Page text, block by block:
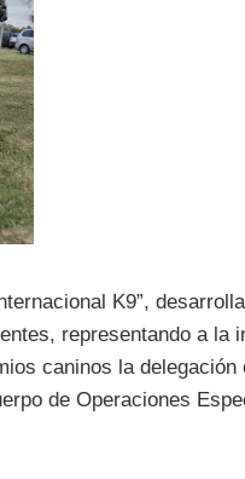
K9”,
representando a la
caninos la delegación
de Operaciones